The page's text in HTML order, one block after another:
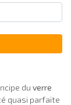
du verre
quasi parfaite